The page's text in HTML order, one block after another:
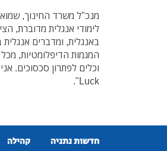
מנכ"ל משרד החינוך,
לימודי אנגלית מדוברת,
באנגלית, ומדברים
המגמות הדיפלומטיות,
Luck".
חדשות נתניה קהילה